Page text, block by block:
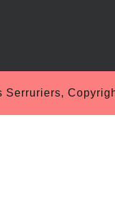
Serruriers,